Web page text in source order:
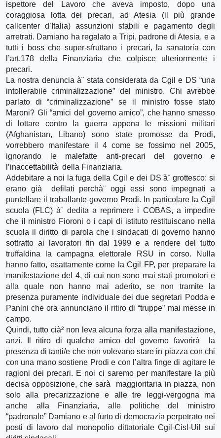
ispettore del Lavoro che aveva imposto, dopo una
coraggiosa lotta dei precari, ad Atesia (il più grande
callcenter d’Italia) assunzioni stabili e pagamento degli
arretrati. Damiano ha regalato a Tripi, padrone di Atesia, e a
tutti i boss che super-sfruttano i precari, la sanatoria con
l’art.178 della Finanziaria che colpisce ulteriormente i
precari.
La nostra denuncia à¨ stata considerata da Cgil e DS “una
intollerabile criminalizzazione” del ministro. Chi avrebbe
parlato di “criminalizzazione” se il ministro fosse stato
Maroni? Gli “amici del governo amico”, che hanno smesso
di lottare contro la guerra appena le missioni militari
(Afghanistan, Libano) sono state promosse da Prodi,
vorrebbero manifestare il 4 come se fossimo nel 2005,
ignorando le malefatte anti-precari del governo e
l’inaccettabilità della Finanziaria.
Addebitare a noi la fuga della Cgil e dei DS à¨ grottesco: si
erano già defilati perchà¨ oggi essi sono impegnati a
puntellare il traballante governo Prodi. In particolare la Cgil
scuola (FLC) à¨ dedita a reprimere i COBAS, a impedire
che il ministro Fioroni o i capi di istituto restituiscano nella
scuola il diritto di parola che i sindacati di governo hanno
sottratto ai lavoratori fin dal 1999 e a rendere del tutto
truffaldina la campagna elettorale RSU in corso. Nulla
hanno fatto, esattamente come la Cgil FP, per preparare la
manifestazione del 4, di cui non sono mai stati promotori e
alla quale non hanno mai aderito, se non tramite la
presenza puramente individuale dei due segretari Podda e
Panini che ora annunciano il ritiro di “truppe” mai messe in
campo.
Quindi, tutto cià² non leva alcuna forza alla manifestazione,
anzi. Il ritiro di qualche amico del governo favorirà la
presenza di tanti/e che non volevano stare in piazza con chi
con una mano sostiene Prodi e con l’altra finge di agitare le
ragioni dei precari. E noi ci saremo per manifestare la più
decisa opposizione, che sarà maggioritaria in piazza, non
solo alla precarizzazione e alle tre leggi-vergogna ma
anche alla Finanziaria, alle politiche del ministro
“padronale” Damiano e al furto di democrazia perpetrato nei
posti di lavoro dal monopolio dittatoriale Cgil-Cisl-Uil sui